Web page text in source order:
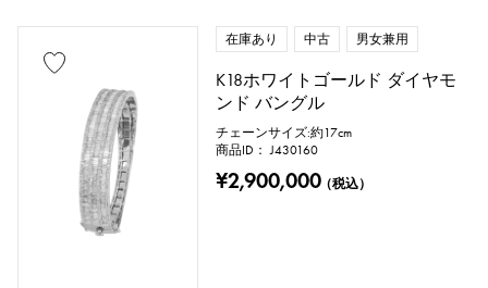
在庫あり 中古 男女兼用
K18ホワイトゴールド ダイヤモ
ンド バングル
チェーンサイズ:約17cm
商品ID： J430160
¥2,900,000（税込）